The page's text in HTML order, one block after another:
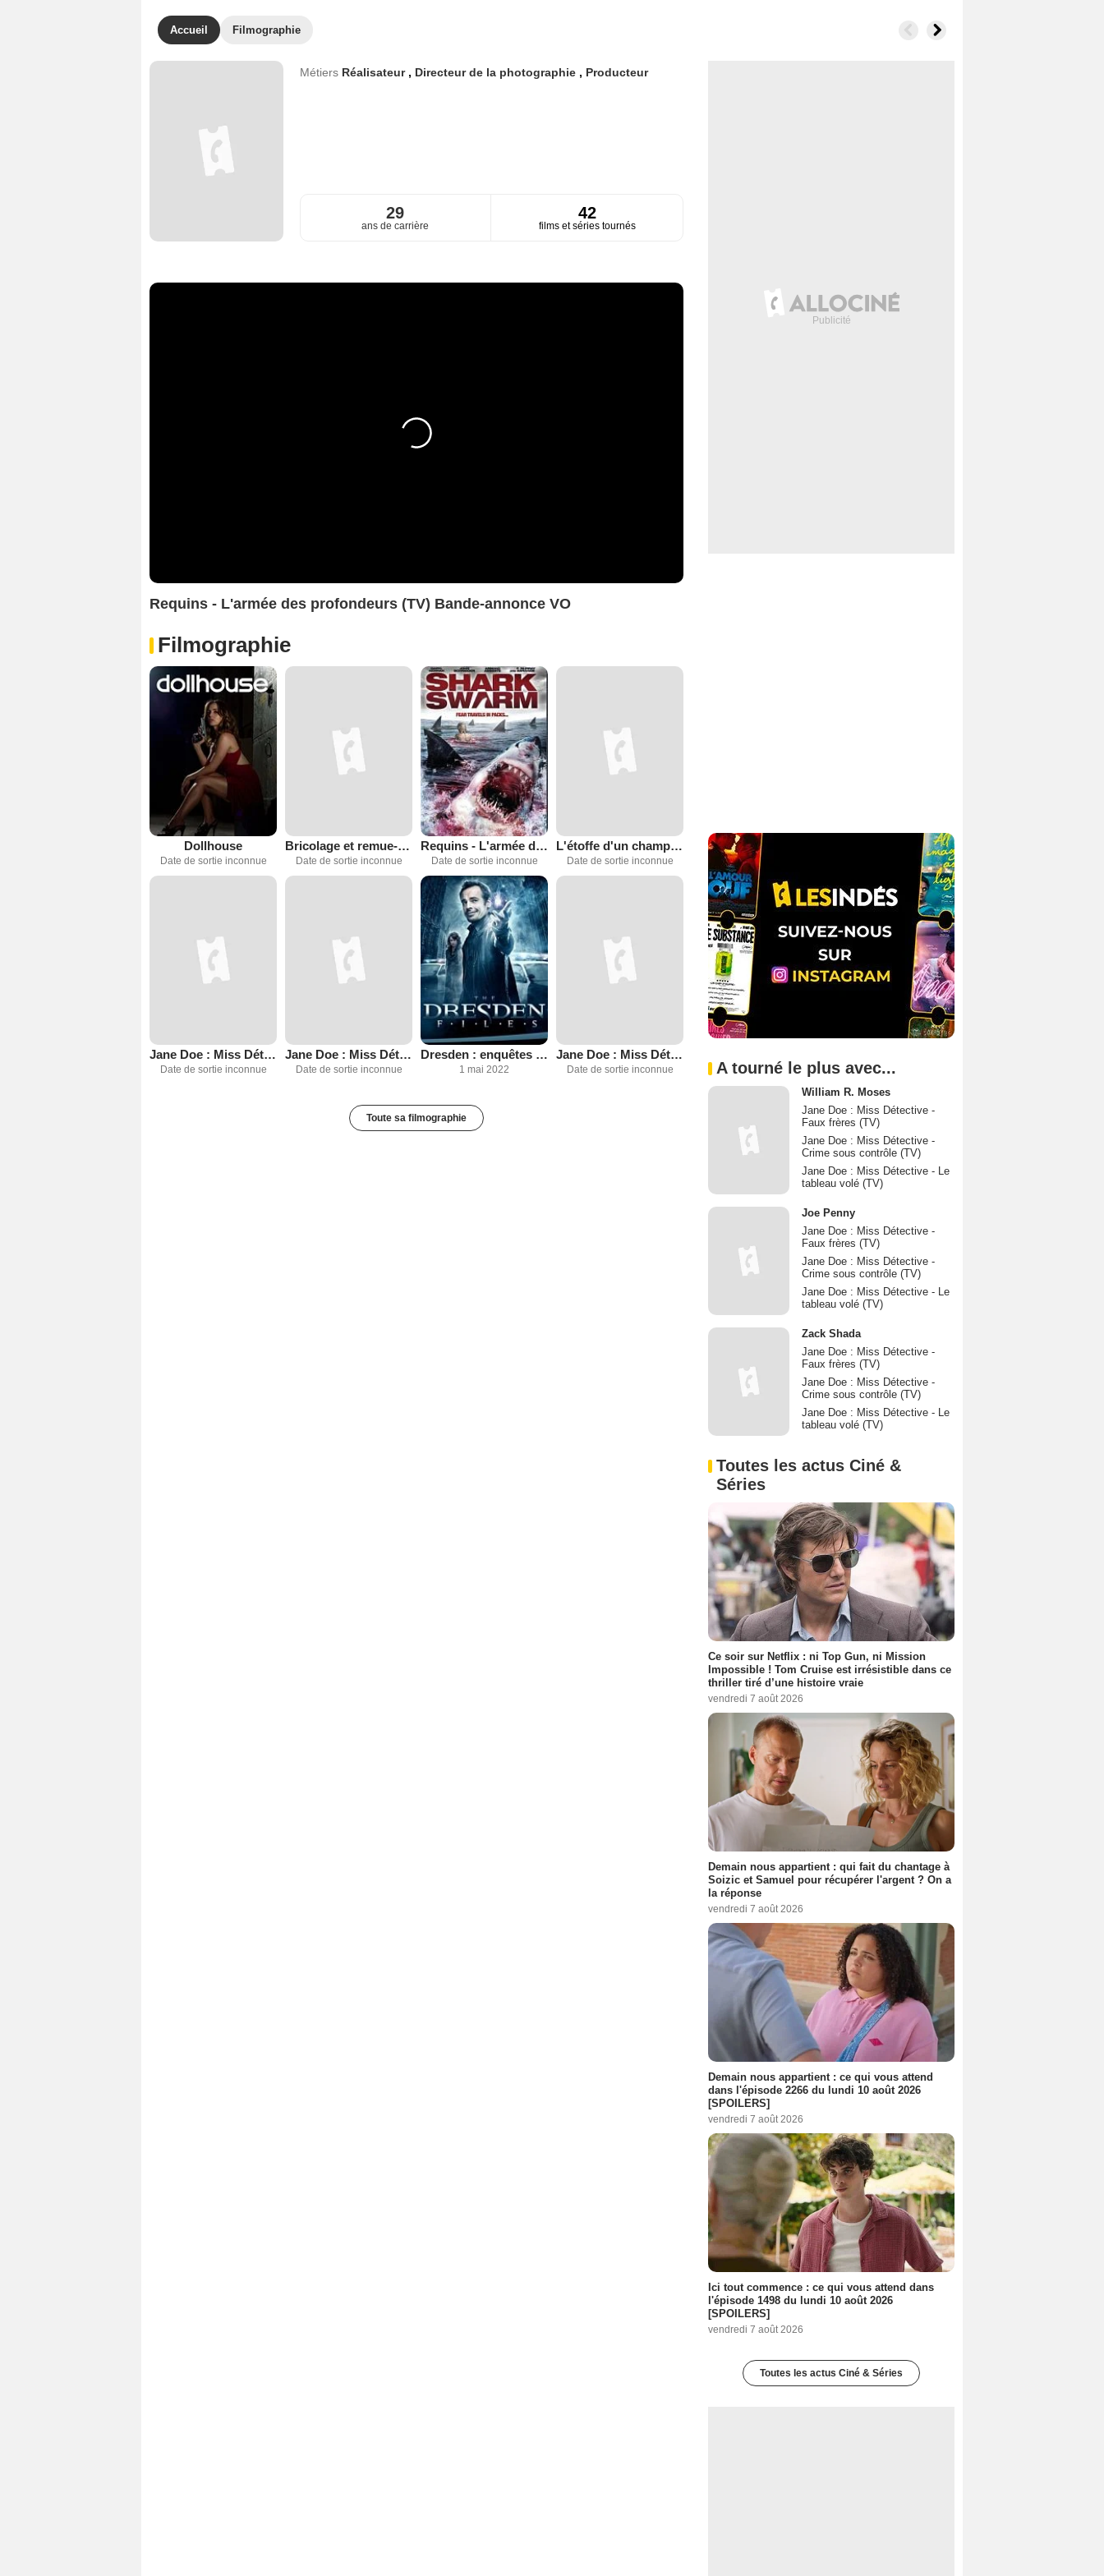
Accueil Filmographie
Métiers Réalisateur , Directeur de la photographie , Producteur
29
ans de carrière
42
films et séries tournés
Requins - L'armée des profondeurs (TV) Bande-annonce VO
Filmographie
Dollhouse
Date de sortie inconnue
Bricolage et remue-ménage
Date de sortie inconnue
Requins - L'armée des profondeurs (TV)
Date de sortie inconnue
L'étoffe d'un champion
Date de sortie inconnue
Jane Doe : Miss Détective - Faux frères (TV)
Date de sortie inconnue
Jane Doe : Miss Détective - Crime sous contrôle (TV)
Date de sortie inconnue
Dresden : enquêtes parallèles
1 mai 2022
Jane Doe : Miss Détective - Le tableau volé (TV)
Date de sortie inconnue
Toute sa filmographie
A tourné le plus avec...
William R. Moses
Jane Doe : Miss Détective -
Faux frères (TV)
Jane Doe : Miss Détective -
Crime sous contrôle (TV)
Jane Doe : Miss Détective - Le
tableau volé (TV)
Joe Penny
Jane Doe : Miss Détective -
Faux frères (TV)
Jane Doe : Miss Détective -
Crime sous contrôle (TV)
Jane Doe : Miss Détective - Le
tableau volé (TV)
Zack Shada
Jane Doe : Miss Détective -
Faux frères (TV)
Jane Doe : Miss Détective -
Crime sous contrôle (TV)
Jane Doe : Miss Détective - Le
tableau volé (TV)
Toutes les actus Ciné &
Séries
Ce soir sur Netflix : ni Top Gun, ni Mission
Impossible ! Tom Cruise est irrésistible dans ce
thriller tiré d’une histoire vraie
vendredi 7 août 2026
Demain nous appartient : qui fait du chantage à
Soizic et Samuel pour récupérer l'argent ? On a
la réponse
vendredi 7 août 2026
Demain nous appartient : ce qui vous attend
dans l'épisode 2266 du lundi 10 août 2026
[SPOILERS]
vendredi 7 août 2026
Ici tout commence : ce qui vous attend dans
l'épisode 1498 du lundi 10 août 2026
[SPOILERS]
vendredi 7 août 2026
Toutes les actus Ciné & Séries